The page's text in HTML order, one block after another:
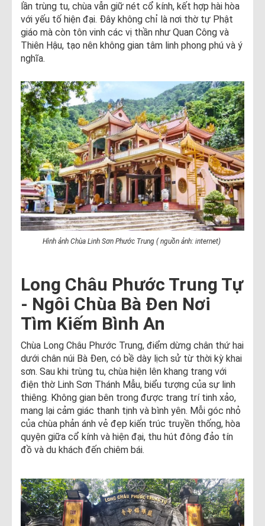
lần trùng tu, chùa vẫn giữ nét cổ kính, kết hợp hài hòa
với yếu tố hiện đại. Đây không chỉ là nơi thờ tự Phật
giáo mà còn tôn vinh các vị thần như Quan Công và
Thiên Hậu, tạo nên không gian tâm linh phong phú và ý
nghĩa.
Hình ảnh Chùa Linh Sơn Phước Trung ( nguồn ảnh: internet)
Long Châu Phước Trung Tự
- Ngôi Chùa Bà Đen Nơi
Tìm Kiếm Bình An
Chùa Long Châu Phước Trung, điểm dừng chân thứ hai
dưới chân núi Bà Đen, có bề dày lịch sử từ thời kỳ khai
sơn. Sau khi trùng tu, chùa hiện lên khang trang với
điện thờ Linh Sơn Thánh Mẫu, biểu tượng của sự linh
thiêng. Không gian bên trong được trang trí tinh xảo,
mang lại cảm giác thanh tịnh và bình yên. Mỗi góc nhỏ
của chùa phản ánh vẻ đẹp kiến trúc truyền thống, hòa
quyện giữa cổ kính và hiện đại, thu hút đông đảo tín
đồ và du khách đến chiêm bái.